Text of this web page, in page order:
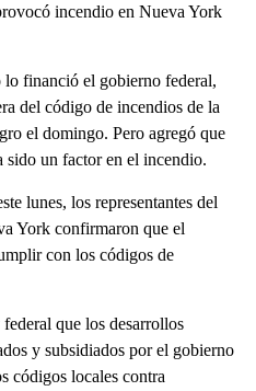
incendio en Nueva York
financió el gobierno federal,
del código de incendios de la
el domingo. Pero agregó que
sido un factor en el incendio.
lunes, los representantes del
York confirmaron que el
con los códigos de
que los desarrollos
y subsidiados por el gobierno
códigos locales contra